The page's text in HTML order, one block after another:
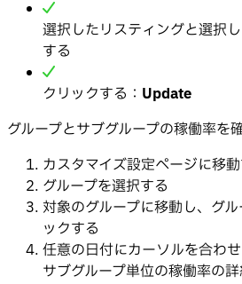
選択したリスティングと選択
する
クリックする： Update
グループとサブグループの稼働率を
カスタマイズ設定ページに移
グループを選択する
対象のグループに移動し、グ
ックする
任意の日付にカーソルを合わ
サブグループ単位の稼働率の